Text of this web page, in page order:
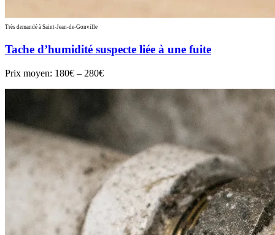
Très demandé à Saint-Jean-de-Gonville
Tache d’humidité suspecte liée à une fuite
Prix moyen: 180€ – 280€